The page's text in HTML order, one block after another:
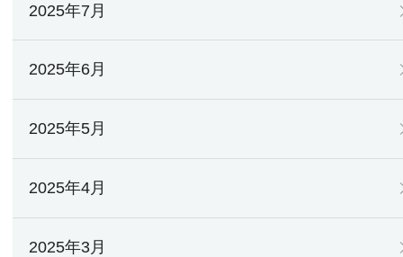
2025年7月
2025年6月
2025年5月
2025年4月
2025年3月